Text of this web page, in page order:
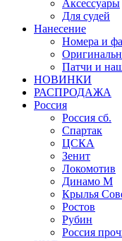
Аксессуары
Для судей
Нанесение
Номера и
Патчи и
НОВИНКИ
РАСПРОДАЖА
Россия
Россия сб.
Спартак
ЦСКА
Зенит
Локомотив
Динамо М
Крылья
Ростов
Рубин
Россия